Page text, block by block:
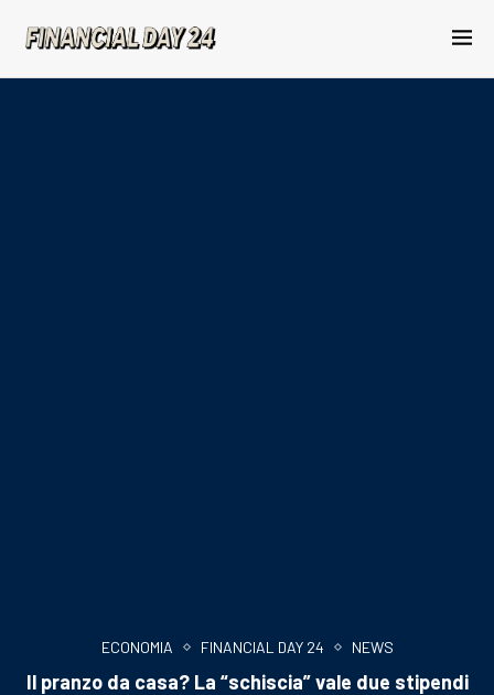
ECONOMIA FINANCIAL DAY 24 NEWS
Il pranzo da casa? La “schiscia” vale due stipendi